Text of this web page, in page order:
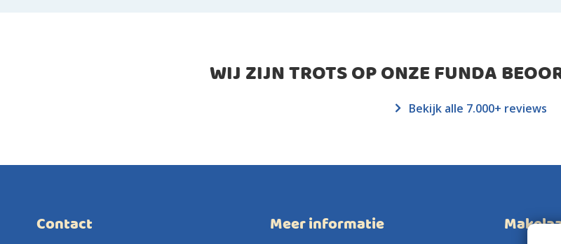
WIJ ZIJN TROTS OP ONZE FUNDA
Bekijk alle 7.000+ reviews
Contact Meer informatie